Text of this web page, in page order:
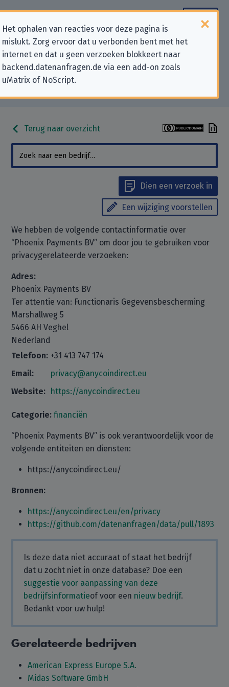
Het ophalen van reacties voor deze pagina is
mislukt. Zorg ervoor dat u verbonden bent met het
internet en dat u geen verzoeken blokkeert naar
backend.datenanfragen.de via een add-on zoals
uMatrix of NoScript.
Contactgegevens voor
privacygerelateerde verzoeken
aan “Phoenix Payments BV”
Terug naar overzicht
Dien een verzoek in
Een wijziging voorstellen
We hebben de volgende contactinformatie over
“Phoenix Payments BV” om door jou te gebruiken voor
privacygerelateerde verzoeken:
Adres:
Phoenix Payments BV
Ter attentie van: Functionaris Gegevensbescherming
Marshallweg 5
5466 AH Veghel
Nederland
Telefoon: +31 413 747 174
Email:
privacy@anycoindirect.eu
Website: https://anycoindirect.eu
Categorie: financiën
“Phoenix Payments BV” is ook verantwoordelijk voor de
volgende entiteiten en diensten:
https://anycoindirect.eu/
Bronnen:
https://anycoindirect.eu/en/privacy
https://github.com/datenanfragen/data/pull/1893
Is deze data niet accuraat of staat het bedrijf
dat u zocht niet in onze database? Doe een
suggestie voor aanpassing van deze
bedrijfsinformatieof voor een nieuw bedrijf.
Bedankt voor uw hulp!
Gerelateerde bedrijven
American Express Europe S.A.
Midas Software GmbH